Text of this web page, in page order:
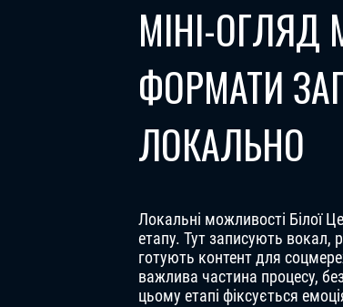
МІНІ-ОГЛЯД
ФОРМАТИ
ЛОКАЛЬНО
Локальні можливості Білої
етапу. Тут записують вокал,
готують контент для
важлива частина процесу,
цьому етапі фіксується